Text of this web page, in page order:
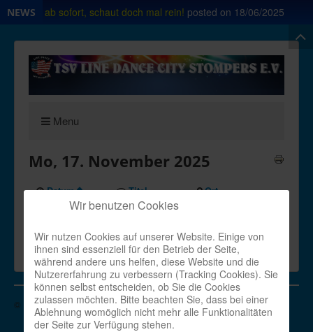
NEWS
Shop ab sofort, schaut doch mal rein! posted on 18/06/2025
Menu
Mo, 17. November 2025
Datum Titel Ort
Powered by
Nach oben
© 2026 TSV Line Dance City Stompers e.V.
Wir benutzen Cookies
Wir nutzen Cookies auf unserer Website. Einige von
ihnen sind essenziell für den Betrieb der Seite,
während andere uns helfen, diese Website und die
Nutzererfahrung zu verbessern (Tracking Cookies). Sie
können selbst entscheiden, ob Sie die Cookies
zulassen möchten. Bitte beachten Sie, dass bei einer
Ablehnung womöglich nicht mehr alle Funktionalitäten
der Seite zur Verfügung stehen.